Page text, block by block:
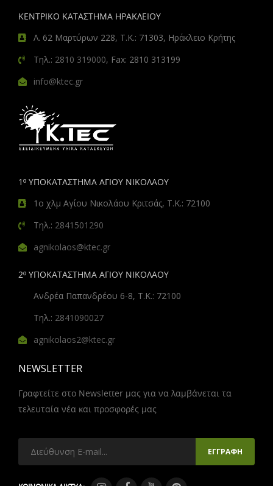
ΚΕΝΤΡΙΚΟ ΚΑΤΑΣΤΗΜΑ ΗΡΑΚΛΕΙΟΥ
Λ. 62 Μαρτύρων 228, Τ.Κ.: 71303, Ηράκλειο Κρήτης
Τηλ.: 2810 319000, Fax: 2810 313199
info@ktec.gr
1º ΥΠΟΚΑΤΑΣΤΗΜΑ ΑΓΙΟΥ ΝΙΚΟΛΑΟΥ
1ο χλμ Αγίου Νικολάου Κριτσάς, Τ.Κ.: 72100
Τηλ.: 2841501290
agnikolaos@ktec.gr
2º ΥΠΟΚΑΤΑΣΤΗΜΑ ΑΓΙΟΥ ΝΙΚΟΛΑΟΥ
Ανδρέα Παπανδρέου 6-8, Τ.Κ.: 72100
Τηλ.: 2841090027
agnikolaos2@ktec.gr
NEWSLETTER
Γραφτείτε στο Newsletter μας για να λαμβάνεται τα
τελευταία νέα και προσφορές μας